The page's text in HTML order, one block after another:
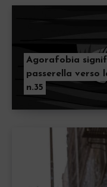
Agorafobia
passerella verso
n.35